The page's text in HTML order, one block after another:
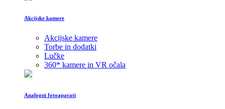
Akcijske kamere
Akcijske kamere
Torbe in dodatki
Lučke
360* kamere in VR očala
Analogni fotoaparati